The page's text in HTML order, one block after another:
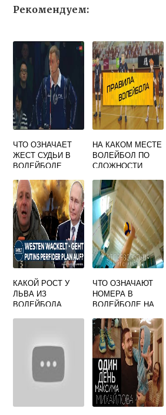
Рекомендуем:
ЧТО ОЗНАЧАЕТ
ЖЕСТ СУДЬИ В
ВОЛЕЙБОЛЕ
ПОДНИМАЕТ
ВЕРТИКАЛЬНО
ДВА ПАЛЬЦА
ТЕСТ
НА КАКОМ МЕСТЕ
ВОЛЕЙБОЛ ПО
СЛОЖНОСТИ
КАКОЙ РОСТ У
ЛЬВА ИЗ
ВОЛЕЙБОЛА
ЧТО ОЗНАЧАЮТ
НОМЕРА В
ВОЛЕЙБОЛЕ НА